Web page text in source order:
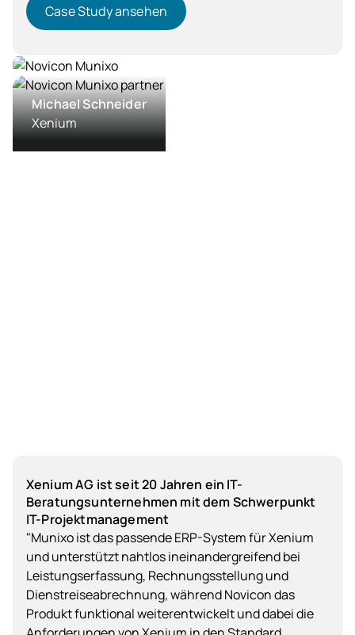
Case Study ansehen
Handel
Michael Schneider
Xenium
Xenium AG ist seit 20 Jahren ein IT-
Beratungsunternehmen mit dem Schwerpunkt
IT-Projektmanagement
"Munixo ist das passende ERP-System für Xenium
und unterstützt nahtlos ineinandergreifend bei
Leistungserfassung, Rechnungsstellung und
Dienstreiseabrechnung, während Novicon das
Produkt funktional weiterentwickelt und dabei die